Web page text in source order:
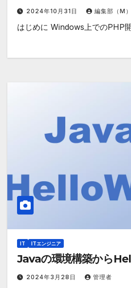
2024年10月31日 編集部（M）
はじめに Windows上でのPHP
IT ITエンジニア
Javaの環境構築から
2024年3月28日 管理者